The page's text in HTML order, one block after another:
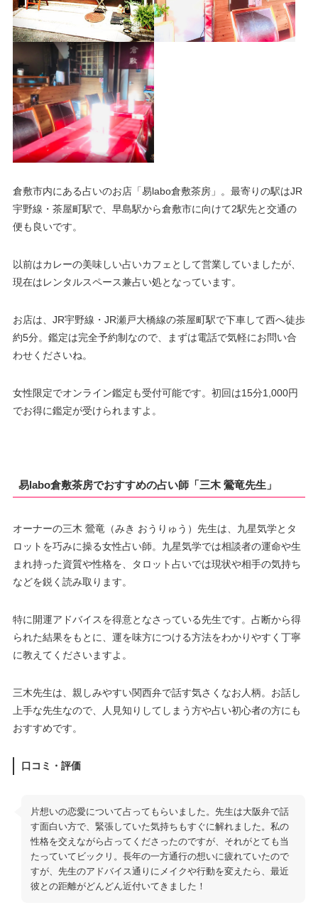
倉敷市内にある占いのお店「易labo倉敷茶房」。最寄りの駅はJR
宇野線・茶屋町駅で、早島駅から倉敷市に向けて2駅先と交通の
便も良いです。
以前はカレーの美味しい占いカフェとして営業していましたが、
現在はレンタルスペース兼占い処となっています。
お店は、JR宇野線・JR瀬戸大橋線の茶屋町駅で下車して西へ徒歩
約5分。鑑定は完全予約制なので、まずは電話で気軽にお問い合
わせくださいね。
女性限定でオンライン鑑定も受付可能です。初回は15分1,000円
でお得に鑑定が受けられますよ。
易labo倉敷茶房でおすすめの占い師「三木 鶯竜先生」
オーナーの三木 鶯竜（みき おうりゅう）先生は、九星気学とタ
ロットを巧みに操る女性占い師。九星気学では相談者の運命や生
まれ持った資質や性格を、タロット占いでは現状や相手の気持ち
などを鋭く読み取ります。
特に開運アドバイスを得意となさっている先生です。占断から得
られた結果をもとに、運を味方につける方法をわかりやすく丁寧
に教えてくださいますよ。
三木先生は、親しみやすい関西弁で話す気さくなお人柄。お話し
上手な先生なので、人見知りしてしまう方や占い初心者の方にも
おすすめです。
口コミ・評価
片想いの恋愛について占ってもらいました。先生は大阪弁で話
す面白い方で、緊張していた気持ちもすぐに解れました。私の
性格を交えながら占ってくださったのですが、それがとても当
たっていてビックリ。長年の一方通行の想いに疲れていたので
すが、先生のアドバイス通りにメイクや行動を変えたら、最近
彼との距離がどんどん近付いてきました！